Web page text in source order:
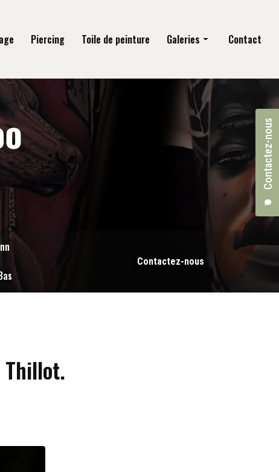
Contactez-nous
Piercing Toile de peinture Galeries
Tatouage
Piercing
Toile de peinture
Contact
Contactez-nous
Thillot.